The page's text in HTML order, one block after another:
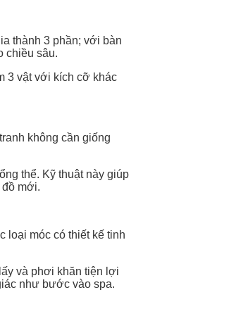
thành 3 phần; với bàn
chiều sâu.
3 vật với kích cỡ khác
không cần giống
thể. Kỹ thuật này giúp
mới.
loại móc có thiết kế tinh
và phơi khăn tiện lợi
như bước vào spa.